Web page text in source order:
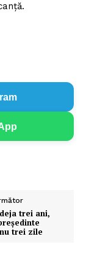
trei ani,
trei zile